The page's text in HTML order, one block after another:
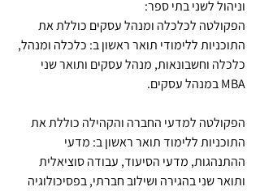
וניהול לשני בתי ספר:
הפקולטה לכלכלה ומנהל עסקים כוללת את
התוכניות ללימודי תואר ראשון ב: כלכלה ומנהל,
כלכלה וחשבונאות, מנהל עסקים ותואר שני
MBA במנהל עסקים.
הפקולטה למדעי החברה והקהילה כוללת את
התוכניות ללימוד תואר ראשון ב: מדעי
ההתנהגות, מדעי הסיעוד, עבודה סוציאלית
ותואר שני בהגירה ושילוב חברתי, בפסיכולוגיה